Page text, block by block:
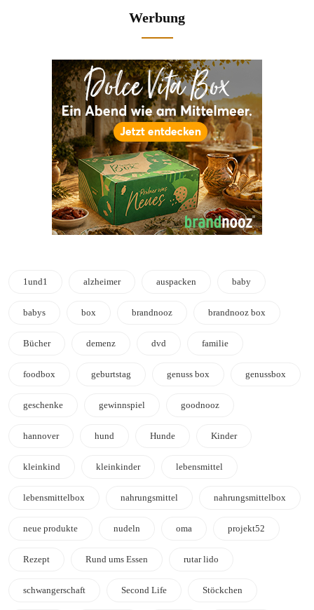
Werbung
1und1 alzheimer auspacken baby
babys box brandnooz brandnooz box
Bücher demenz dvd familie
foodbox geburtstag genuss box genussbox
geschenke gewinnspiel goodnooz
hannover hund Hunde Kinder
kleinkind kleinkinder lebensmittel
lebensmittelbox nahrungsmittel nahrungsmittelbox
neue produkte nudeln oma projekt52
Rezept Rund ums Essen rutar lido
schwangerschaft Second Life Stöckchen